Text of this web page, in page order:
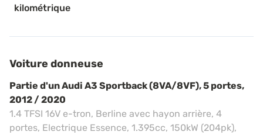
kilométrique
Voiture donneuse
Partie d'un Audi A3 Sportback (8VA/8VF), 5 portes,
2012 / 2020
1.4 TFSI 16V e-tron, Berline avec hayon arrière, 4
portes, Electrique Essence, 1.395cc, 150kW (204pk),